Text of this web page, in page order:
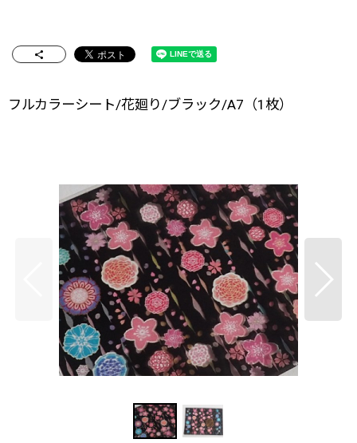
フルカラーシート/花廻り/ブラック/A7（1枚）